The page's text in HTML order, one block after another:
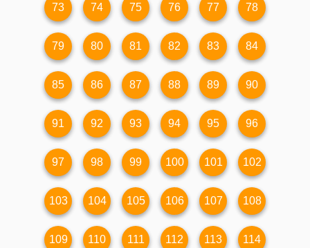
73 74 75 76 77 78
79 80 81 82 83 84
85 86 87 88 89 90
91 92 93 94 95 96
97 98 99 100 101 102
103 104 105 106 107 108
109 110 111 112 113 114